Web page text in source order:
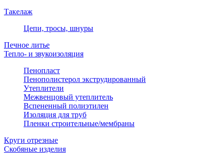
Такелаж
Цепи, тросы, шнуры
Печное литье
Тепло- и звукоизоляция
Пенопласт
Пенополистерол экструдированный
Утеплители
Межвенцовый утеплитель
Вспененный полиэтилен
Изоляция для труб
Пленки строительные/мембраны
Круги отрезные
Скобяные изделия